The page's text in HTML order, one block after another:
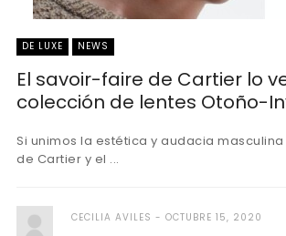
DE LUXE NEWS
El savoir-faire de Cartier lo
colección de lentes Otoño-
Si unimos la estética y audacia
de Cartier y el ...
CECILIA AVILES OCTUBRE 15, 2020